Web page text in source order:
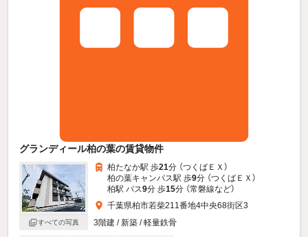
グランディール柏の葉の賃貸物件
すべての写真
柏たなか駅 歩21分 （つくばＥＸ）
柏の葉キャンパス駅 歩9分 （つくばＥＸ）
柏駅 バス9分 歩15分 （常磐線など）
千葉県柏市若柴211番地4中央68街区3
3階建 / 新築 / 軽量鉄骨